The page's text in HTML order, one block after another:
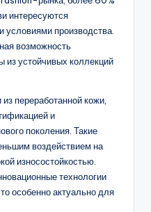
интересуются
производства.
возможность
из устойчивых коллекций
переработанной кожи,
и
поколения. Такие
воздействием на
износостойкостью.
технологии
особенно актуально для